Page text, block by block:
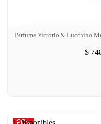
Perfume Victorio & Lucchino
$
1 Disponibles